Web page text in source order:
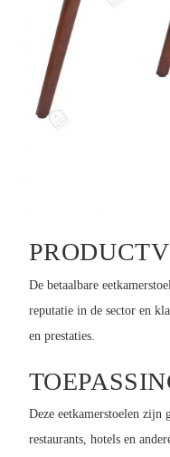
De betaalbare
reputatie in de sector en
en prestaties.
Deze eetkamerstoelen
restaurants, hotels en